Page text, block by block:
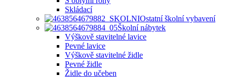
Skládací
Ostatní školní vybavení
Školní nábytek
Výškově stavitelné lavice
Pevné lavice
Výškově stavitelné židle
Pevné židle
Židle do učeben